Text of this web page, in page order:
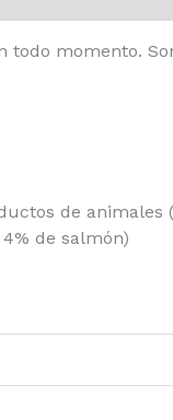
momento.
de
de salmón)